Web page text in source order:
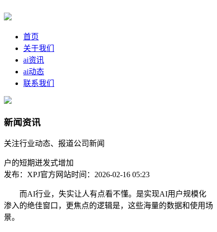
首页
关于我们
ai资讯
ai动态
联系我们
新闻资讯
关注行业动态、报道公司新闻
户的短期迸发式增加
发布：XPJ官方网站时间：2026-02-16 05:23
而AI行业，失实让人有点看不懂。是实现AI用户规模化
渗入的绝佳窗口，更焦点的逻辑是，这些海量的数据和使用场
景。